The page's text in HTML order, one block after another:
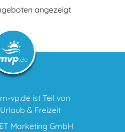
angezeigt
vp.de ist Teil von
& Freizeit
Marketing GmbH